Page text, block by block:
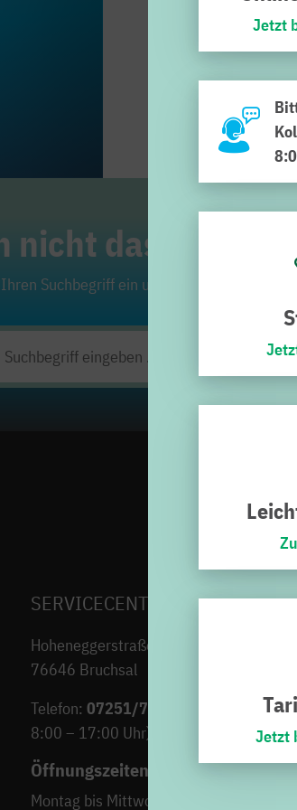
nicht das Richtige
Suchbegriff ein und klicken Sie auf die
SERVICECENTER H7
Hoheneggerstraße 7
76646 Bruchsal
Telefon:07251/706-222
(Montag bis
8:00 – 17:00 Uhr)
Öffnungszeiten
Montag bis Mittwoch
Jetzt
Jetzt